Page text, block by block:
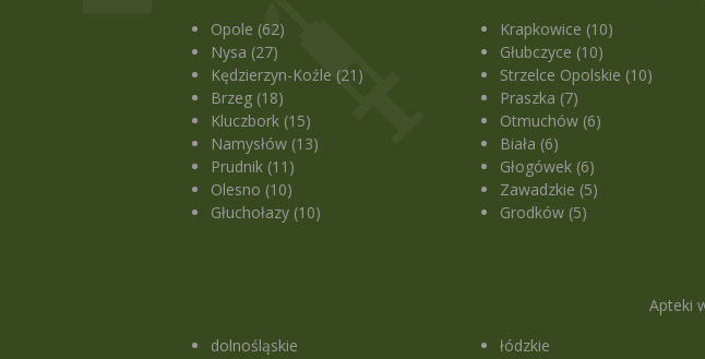
Opole (62)
Nysa (27)
Kędzierzyn-Koźle (21)
Brzeg (18)
Kluczbork (15)
Namysłów (13)
Prudnik (11)
Olesno (10)
Głuchołazy (10)
Krapkowice (10)
Głubczyce (10)
Strzelce Opolskie (10)
Praszka (7)
Otmuchów (6)
Biała (6)
Głogówek (6)
Zawadzkie (5)
Grodków (5)
Apteki
dolnośląskie
łódzkie